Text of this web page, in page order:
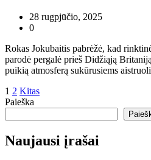
28 rugpjūčio, 2025
0
Rokas Jokubaitis pabrėžė, kad
parodė pergalė prieš Didžiąją
puikią atmosferą sukūrusiems
Įrašų
puslapiavimas
1 2 Kitas
Paieška
Naujausi įrašai